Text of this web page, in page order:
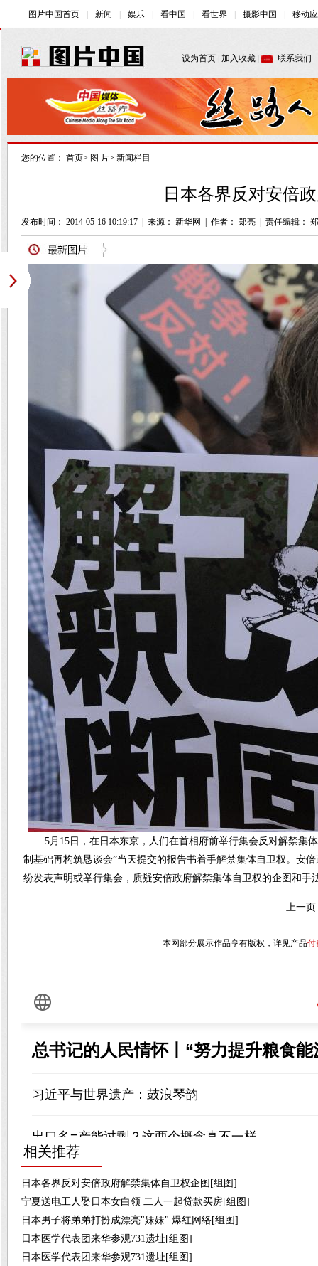
您的位置： 首页> 图 片> 新闻栏目
日本各界反对安倍
发布时间： 2014-05-16 10:19:17 来源： 新华网 作者： 郑亮 责任编辑：
5月15日，在日本东京，人们在首相府前举行集会反对解禁集
制基础再构筑恳谈会”当天提交的报告书着手解禁集体自卫权。安
纷发表声明或举行集会，质疑安倍政府解禁集体自卫权的企图和手
上一页
本网部分展示作品享有版权，详见产品付
相关推荐
日本各界反对安倍政府解禁集体自卫权企图[组图]
宁夏送电工人娶日本女白领 二人一起贷款买房[组图]
日本男子将弟弟打扮成漂亮"妹妹" 爆红网络[组图]
日本医学代表团来华参观731遗址[组图]
日本医学代表团来华参观731遗址[组图]